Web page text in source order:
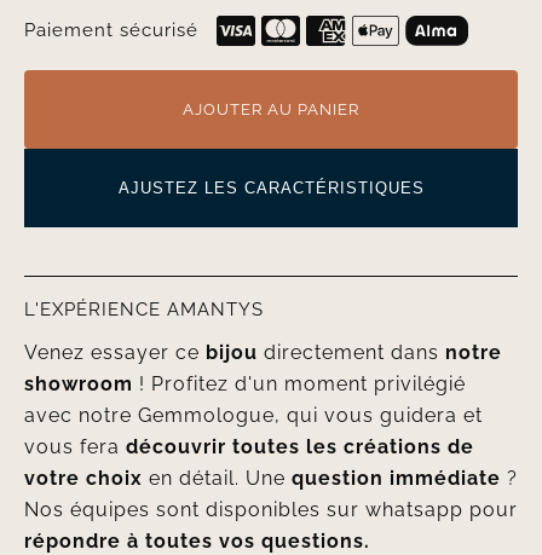
Paiement sécurisé
AJOUTER AU PANIER
AJUSTEZ LES CARACTÉRISTIQUES
L'EXPÉRIENCE AMANTYS
Venez essayer ce bijou directement dans notre
showroom ! Profitez d'un moment privilégié
avec notre Gemmologue, qui vous guidera et
vous fera découvrir toutes les créations de
votre choix en détail. Une question immédiate ?
Nos équipes sont disponibles sur whatsapp pour
répondre à toutes vos questions.